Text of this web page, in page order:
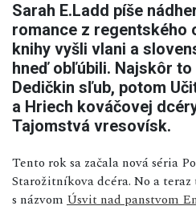
Sarah E.Ladd píše
romance z regentského
knihy vyšli vlani a
hneď obľúbili. Najskôr
Dedičkin sľub, potom
a Hriech kováčovej
Tajomstvá vresovísk.
Tento rok sa začala nová séria
Starožitníkova dcéra. No a
s názvom Úsvit nad panstvom